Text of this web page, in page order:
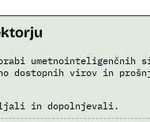
umetnointeligenčnih
dostopnih virov in
in dopolnjevali.